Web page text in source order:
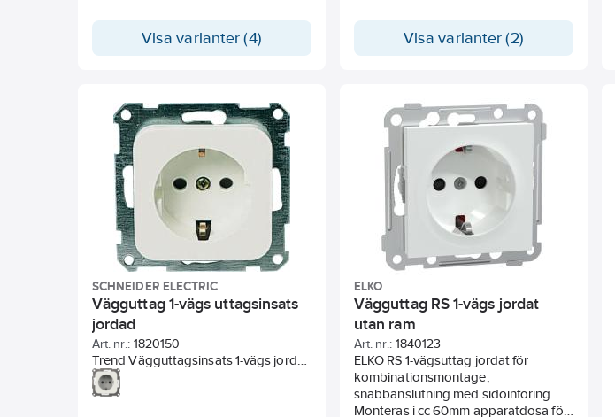
med valfri Exxact-ram.
Visa varianter (4)
dosa IP44. Kompletteras med valfri
Visa varianter (2)
SCHNEIDER ELECTRIC
Vägguttag 1-vägs uttagsinsats
jordad
Art. nr.: 1820150
Trend Vägguttagsinsats 1-vägs jordat,
kompletteras med ram. För montage i
apparatdosa c/c 60 mm. Vid
ELKO
Vägguttag RS 1-vägs jordat
utan ram
Art. nr.: 1840123
ELKO RS 1-vägsuttag jordat för
kombinationsmontage,
snabbanslutning med sidoinföring.
Monteras i cc 60mm apparatdosa för